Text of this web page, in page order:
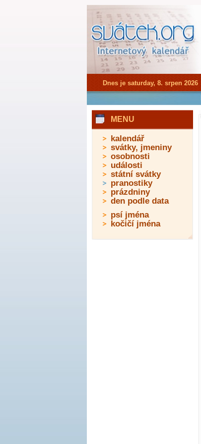
MENU
kalendář
svátky, jmeniny
osobnosti
události
státní svátky
pranostiky
prázdniny
den podle data
psí jména
kočičí jména
Dnes je saturday, 8. srpen 2026